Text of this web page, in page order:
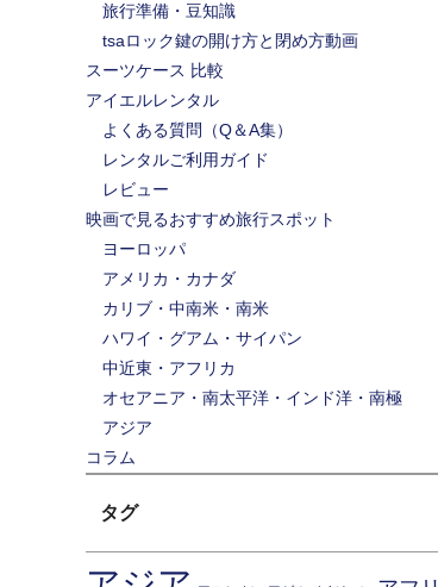
旅行準備・豆知識
tsaロック鍵の開け方と閉め方動画
スーツケース 比較
アイエルレンタル
よくある質問（Q＆A集）
レンタルご利用ガイド
レビュー
映画で見るおすすめ旅行スポット
ヨーロッパ
アメリカ・カナダ
カリブ・中南米・南米
ハワイ・グアム・サイパン
中近東・アフリカ
オセアニア・南太平洋・インド洋・南極
アジア
コラム
タグ